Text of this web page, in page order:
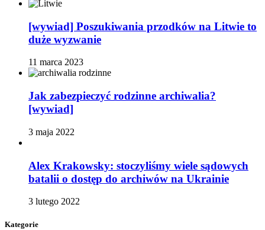
[wywiad] Poszukiwania przodków na Litwie to
duże wyzwanie
11 marca 2023
Jak zabezpieczyć rodzinne archiwalia?
[wywiad]
3 maja 2022
Alex Krakowsky: stoczyliśmy wiele sądowych
batalii o dostęp do archiwów na Ukrainie
3 lutego 2022
Kategorie